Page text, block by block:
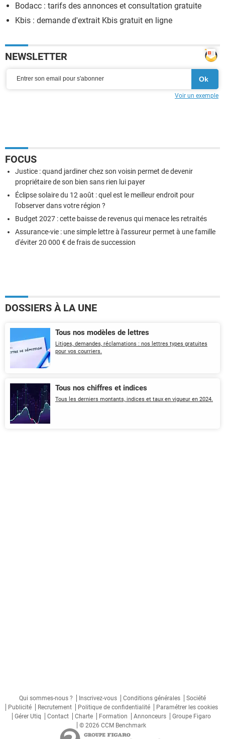
Bodacc : tarifs des annonces et consultation gratuite
Kbis : demande d'extrait Kbis gratuit en ligne
NEWSLETTER
Voir un exemple
FOCUS
Justice : quand jardiner chez son voisin permet de devenir
propriétaire de son bien sans rien lui payer
Éclipse solaire du 12 août : quel est le meilleur endroit pour
l'observer dans votre région ?
Budget 2027 : cette baisse de revenus qui menace les retraités
Assurance-vie : une simple lettre à l'assureur permet à une famille
d'éviter 20 000 € de frais de succession
DOSSIERS À LA UNE
Tous nos modèles de lettres
Litiges, demandes, réclamations : nos lettres types gratuites
pour vos courriers.
Tous nos chiffres et indices
Tous les derniers montants, indices et taux en vigueur en 2024.
Qui sommes-nous ? Inscrivez-vous Conditions générales
Société
Publicité
Recrutement Politique de confidentialité
Paramétrer les cookies
Gérer Utiq
Contact Charte Formation Annonceurs
Groupe Figaro
© 2026 CCM Benchmark